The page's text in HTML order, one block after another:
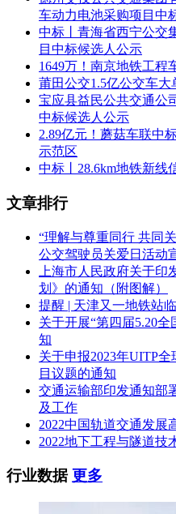
2.采购代理机构名称：浙江益
采购代理机构地址：新昌县
济产业园一楼)
采购代理机构联系人：吕女士
采购代理机构联系电话：
新昌县盛通商贸有限公司
车动力电池采购项目中
中标丨青海省西宁公交
目中标候选人公示
1649万！南京地铁工程
莆田公交1.5亿公交车大
宝应县益民公共交通公
中标候选人公示
2.89亿元！蘑菇车联中
示范区
中标丨28.6km地铁新线
文章排行
“理解与尊重同行 共同
公交驾驶员关爱日活动
上海市人民政府关于印
划》的通知（附图解）
提醒 | 天津又一地铁站
关于开展“第四届5.20
知
关于申报2023年UITP
目议题的通知
交通运输部印发通知部
及工作
2022中国轨道交通发展
2022地下工程与隧道技
行业数据更多